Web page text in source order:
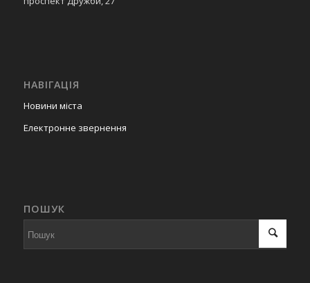
НАВІГАЦІЯ
Новини міста
Електронне звернення
ПОШУК